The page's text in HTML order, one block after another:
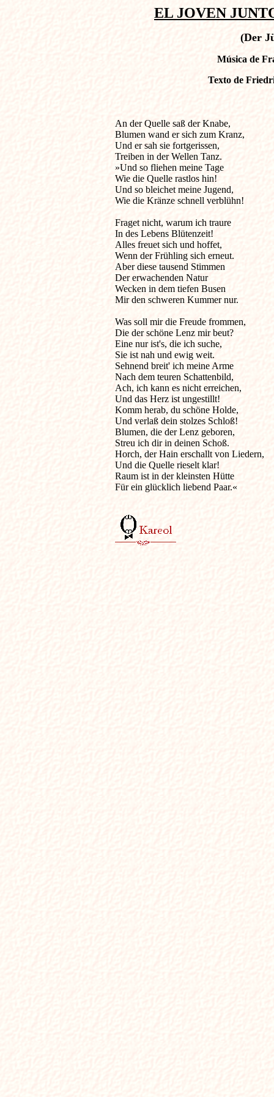
EL JOVEN
(Der
Música de
Texto de
An der Quelle saß der
Blumen wand er sich zum Kranz,
Und er sah sie fortgerissen,
Treiben in der Wellen Tanz.
»Und so fliehen meine Tage
Wie die Quelle rastlos hin!
Und so bleichet meine Jugend,
Wie die Kränze schnell verblühn!
Fraget nicht, warum ich traure
In des Lebens Blütenzeit!
Alles freuet sich und hoffet,
Wenn der Frühling sich erneut.
Aber diese tausend Stimmen
Der erwachenden Natur
Wecken in dem tiefen Busen
Mir den schweren Kummer nur.
Was soll mir die Freude frommen,
Die der schöne Lenz mir beut?
Eine nur ist's, die ich suche,
Sie ist nah und ewig weit.
Sehnend breit' ich meine Arme
Nach dem teuren Schattenbild,
Ach, ich kann es nicht erreichen,
Und das Herz ist ungestillt!
Komm herab, du schöne Holde,
Und verlaß dein stolzes Schloß!
Blumen, die der Lenz geboren,
Streu ich dir in deinen Schoß.
Horch, der Hain erschallt von Liedern,
Und die Quelle rieselt klar!
Raum ist in der kleinsten Hütte
Für ein glücklich liebend Paar.«